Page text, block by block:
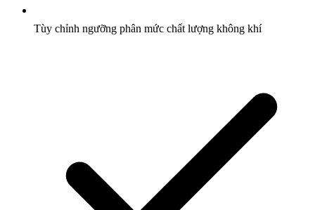
Tùy chỉnh ngưỡng phân mức chất lượng không khí